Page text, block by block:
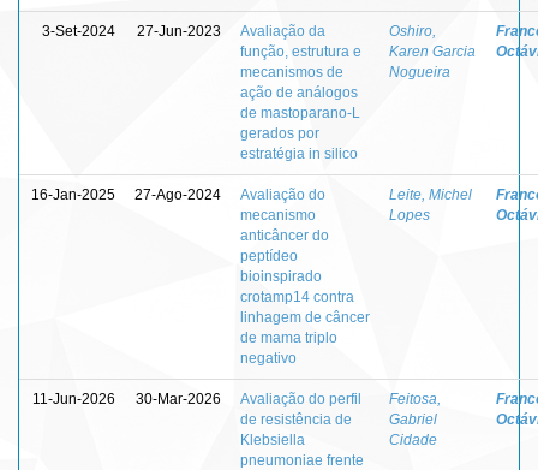
3-Set-2024 27-Jun-2023
Avaliação da
função, estrutura e
mecanismos de
ação de análogos
de mastoparano-L
gerados por
estratégia in silico
Oshiro,
Karen Garcia
Nogueira
16-Jan-2025 27-Ago-2024
Avaliação do
mecanismo
anticâncer do
peptídeo
bioinspirado
crotamp14 contra
linhagem de câncer
de mama triplo
negativo
Leite, Michel
Lopes
11-Jun-2026 30-Mar-2026
Avaliação do perfil
de resistência de
Klebsiella
pneumoniae frente
Feitosa,
Gabriel
Cidade